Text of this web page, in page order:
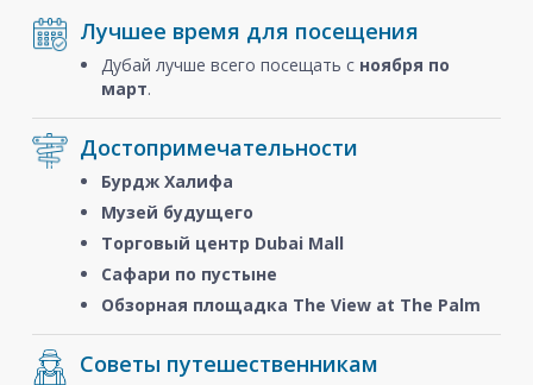
Лучшее время для посещения
Дубай лучше всего посещать с ноября по
март.
Достопримечательности
Бурдж Халифа
Музей будущего
Торговый центр Dubai Mall
Сафари по пустыне
Обзорная площадка The View at The Palm
Советы путешественникам